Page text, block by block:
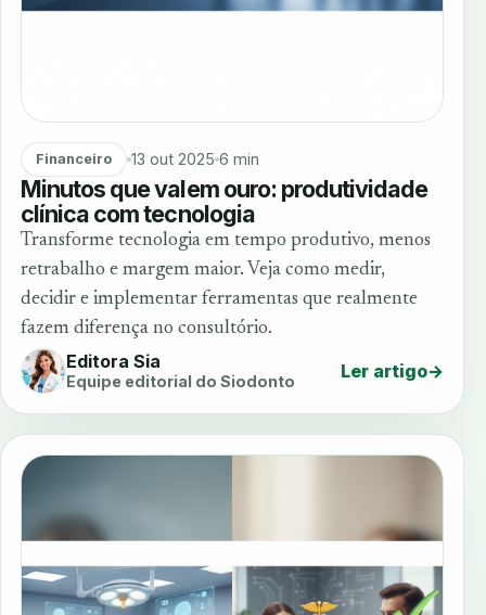
Financeiro 13 out 2025 6 min
Minutos que valem ouro: produtividade
clínica com tecnologia
Transforme tecnologia em tempo produtivo, menos
retrabalho e margem maior. Veja como medir,
decidir e implementar ferramentas que realmente
fazem diferença no consultório.
Editora Sia
Equipe editorial do Siodonto Ler artigo→